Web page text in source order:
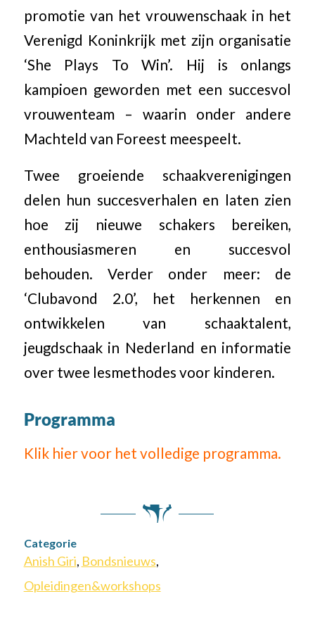
promotie van het vrouwenschaak in het
Verenigd Koninkrijk met zijn organisatie
‘She Plays To Win’. Hij is onlangs
kampioen geworden met een succesvol
vrouwenteam – waarin onder andere
Machteld van Foreest meespeelt.
Twee groeiende schaakverenigingen
delen hun succesverhalen en laten zien
hoe zij nieuwe schakers bereiken,
enthousiasmeren en succesvol
behouden. Verder onder meer: de
‘Clubavond 2.0’, het herkennen en
ontwikkelen van schaaktalent,
jeugdschaak in Nederland en informatie
over twee lesmethodes voor kinderen.
Programma
Klik hier voor het volledige programma.
Categorie
Anish Giri, Bondsnieuws,
Opleidingen&workshops